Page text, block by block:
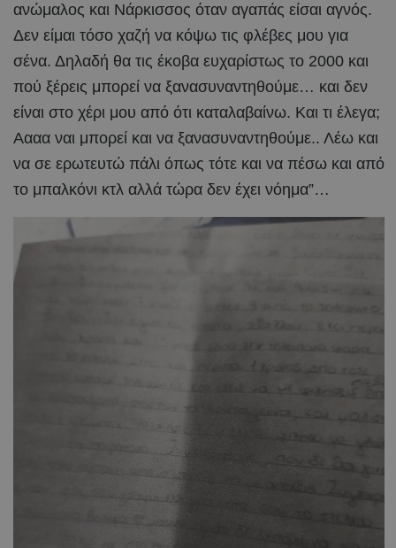
ανώμαλος και Νάρκισσος όταν αγαπάς είσαι αγνός.
Δεν είμαι τόσο χαζή να κόψω τις φλέβες μου για
σένα. Δηλαδή θα τις έκοβα ευχαρίστως το 2000 και
πού ξέρεις μπορεί να ξανασυναντηθούμε… και δεν
είναι στο χέρι μου από ότι καταλαβαίνω. Και τι έλεγα;
Αααα ναι μπορεί και να ξανασυναντηθούμε.. Λέω και
να σε ερωτευτώ πάλι όπως τότε και να πέσω και από
το μπαλκόνι κτλ αλλά τώρα δεν έχει νόημα”…